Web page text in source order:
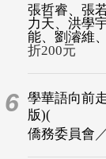
張哲睿、張
力天、洪學
能、劉濬維
折200元
6 學華語向前
版)(
僑務委員會